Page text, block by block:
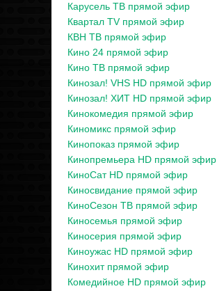
Карусель ТВ прямой эфир
Квартал TV прямой эфир
КВН ТВ прямой эфир
Кино 24 прямой эфир
Кино ТВ прямой эфир
Кинозал! VHS HD прямой эфир
Кинозал! ХИТ HD прямой эфир
Кинокомедия прямой эфир
Киномикс прямой эфир
Кинопоказ прямой эфир
Кинопремьера HD прямой эфир
КиноСат HD прямой эфир
Киносвидание прямой эфир
КиноСезон ТВ прямой эфир
Киносемья прямой эфир
Киносерия прямой эфир
Киноужас HD прямой эфир
Кинохит прямой эфир
Комедийное HD прямой эфир